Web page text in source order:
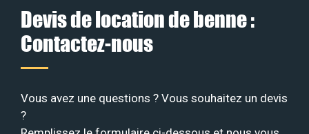
Devis de location de benne :
Contactez-nous
Vous avez une questions ? Vous souhaitez un devis
?